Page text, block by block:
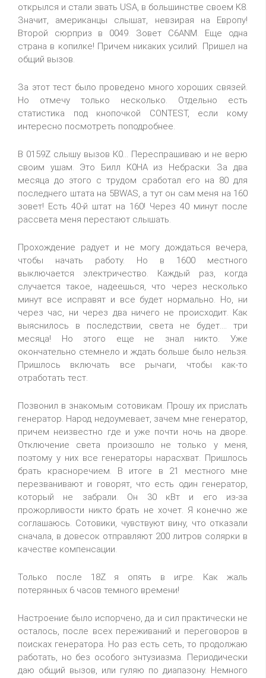
открылся и стали звать USA, в большинстве своем K8.
Значит, американцы слышат, невзирая на Европу!
Второй сюрприз в 0049. Зовет C6ANM. Еще одна
страна в копилке! Причем никаких усилий. Пришел на
общий вызов.
За этот тест было проведено много хороших связей.
Но отмечу только несколько. Отдельно есть
статистика под кнопочкой CONTEST, если кому
интересно посмотреть поподробнее.
В 0159Z слышу вызов К0... Переспрашиваю и не верю
своим ушам. Это Билл K0HA из Небраски. За два
месяца до этого с трудом сработал его на 80 для
последнего штата на 5BWAS, а тут он сам меня на 160
зовет! Есть 40-й штат на 160! Через 40 минут после
рассвета меня перестают слышать.
Прохождение радует и не могу дождаться вечера,
чтобы начать работу. Но в 1600 местного
выключается электричество. Каждый раз, когда
случается такое, надеешься, что через несколько
минут все исправят и все будет нормально. Но, ни
через час, ни через два ничего не происходит. Как
выяснилось в последствии, света не будет.... три
месяца! Но этого еще не знал никто. Уже
окончательно стемнело и ждать больше было нельзя.
Пришлось включать все рычаги, чтобы как-то
отработать тест.
Позвонил в знакомым сотовикам. Прошу их прислать
генератор. Народ недоумевает, зачем мне генератор,
причем неизвестно где и уже почти ночь на дворе.
Отключение света произошло не только у меня,
поэтому у них все генераторы нарасхват. Пришлось
брать красноречием. В итоге в 21 местного мне
перезванивают и говорят, что есть один генератор,
который не забрали. Он 30 кВт и его из-за
прожорливости никто брать не хочет. Я конечно же
соглашаюсь. Сотовики, чувствуют вину, что отказали
сначала, в довесок отправляют 200 литров солярки в
качестве компенсации.
Только после 18Z я опять в игре. Как жаль
потерянных 6 часов темного времени!
Настроение было испорчено, да и сил практически не
осталось, после всех переживаний и переговоров в
поисках генератора. Но раз есть сеть, то продолжаю
работать, но без особого энтузиазма. Периодически
даю общий вызов, или гуляю по диапазону. Немного